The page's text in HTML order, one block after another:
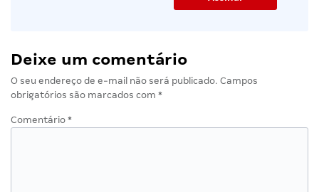
Deixe um comentário
O seu endereço de e-mail não será publicado. Campos
obrigatórios são marcados com *
Comentário *